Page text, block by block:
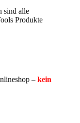
sind alle
Produkte
– kein